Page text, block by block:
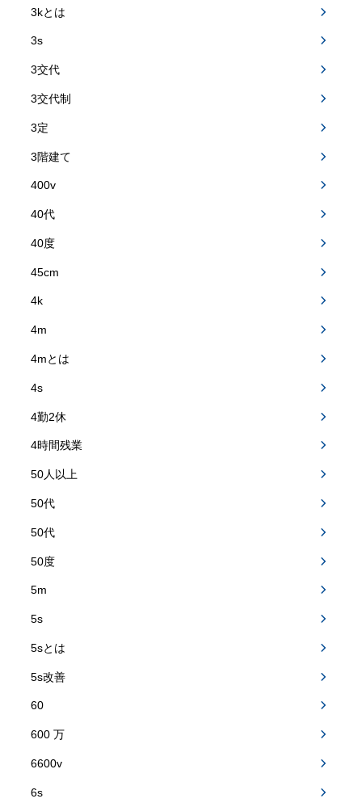
3kとは
3s
3交代
3交代制
3定
3階建て
400v
40代
40度
45cm
4k
4m
4mとは
4s
4勤2休
4時間残業
50人以上
50代
50代
50度
5m
5s
5sとは
5s改善
60
600 万
6600v
6s